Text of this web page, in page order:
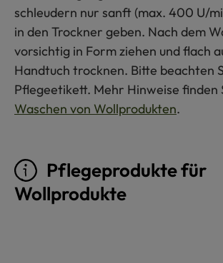
schleudern nur sanft (max. 400 U/
in den Trockner geben. Nach dem
vorsichtig in Form ziehen und flach
Handtuch trocknen. Bitte beachten
Pflegeetikett. Mehr Hinweise finden
Waschen von Wollprodukten.
Pflegeprodukte für
Wollprodukte